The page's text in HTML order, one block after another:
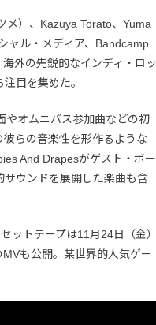
）、Kazuya Torato、Yuma
ャル・メディア、Bandcamp
外の先鋭的なインディ・ロッ
目を集めた。
やオムニバス参加曲などの初
らの音楽性を形作るような
And Drapesがゲスト・ボー
ウンドを展開した楽曲も含
ットテープは11月24日（金）
も公開。某世界的人気ゲー